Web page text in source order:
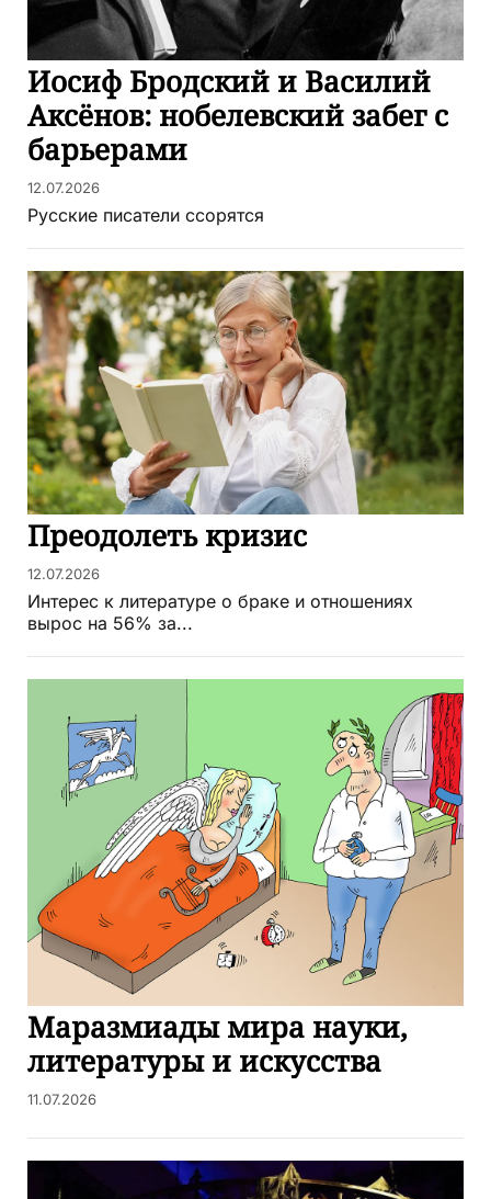
Иосиф Бродский и Василий
Аксёнов: нобелевский забег с
барьерами
12.07.2026
Русские писатели ссорятся
Преодолеть кризис
12.07.2026
Интерес к литературе о браке и отношениях
вырос на 56% за...
Маразмиады мира науки,
литературы и искусства
11.07.2026